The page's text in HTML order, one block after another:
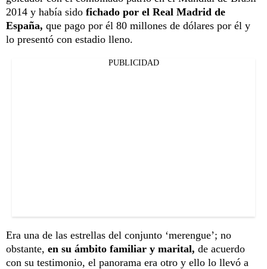
2014 y había sido fichado por el Real Madrid de
España, que pago por él 80 millones de dólares por él y
lo presentó con estadio lleno.
PUBLICIDAD
Era una de las estrellas del conjunto ‘merengue’; no
obstante, en su ámbito familiar y marital, de acuerdo
con su testimonio, el panorama era otro y ello lo llevó a